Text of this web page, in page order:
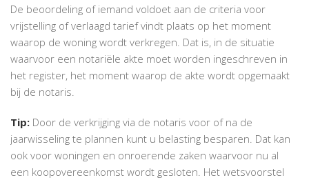
De beoordeling of iemand voldoet aan de criteria voor
vrijstelling of verlaagd tarief vindt plaats op het moment
waarop de woning wordt verkregen. Dat is, in de situatie
waarvoor een notariële akte moet worden ingeschreven in
het register, het moment waarop de akte wordt opgemaakt
bij de notaris.
Tip: Door de verkrijging via de notaris voor of na de
jaarwisseling te plannen kunt u belasting besparen. Dat kan
ook voor woningen en onroerende zaken waarvoor nu al
een koopovereenkomst wordt gesloten. Het wetsvoorstel